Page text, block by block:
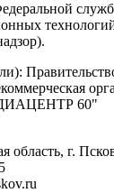
60"
область, г.